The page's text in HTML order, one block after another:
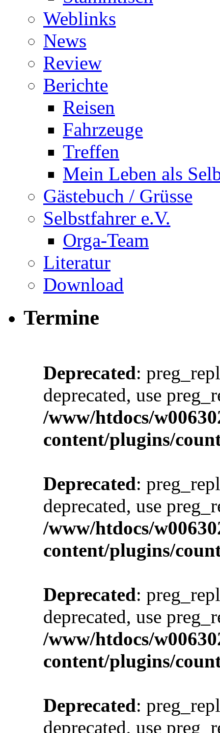
Weblinks
News
Review
Berichte
Reisen
Fahrzeuge
Treffen
Mein Leben als
Gästebuch / Grüsse
Selbstfahrer e.V.
Orga-Team
Literatur
Download
Termine
Deprecated:
deprecated, use
/www/htdocs/
content/plugins/
Deprecated:
deprecated, use
/www/htdocs/
content/plugins/
Deprecated:
deprecated, use
/www/htdocs/
content/plugins/
Deprecated:
deprecated, use